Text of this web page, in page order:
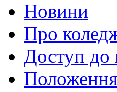
Новини
Про
Доступ до